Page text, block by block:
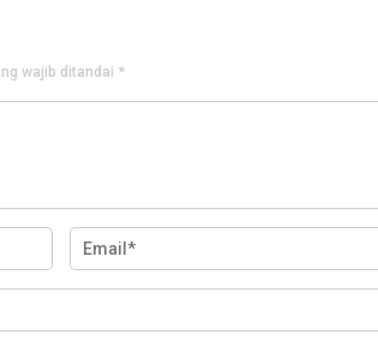
wajib ditandai *